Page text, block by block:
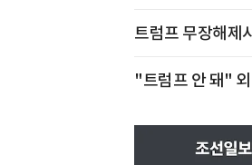
트럼프 무장해제
"트럼프 안 돼"